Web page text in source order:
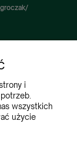
zbiorników
rolniczych
i
wszystkich
użycie